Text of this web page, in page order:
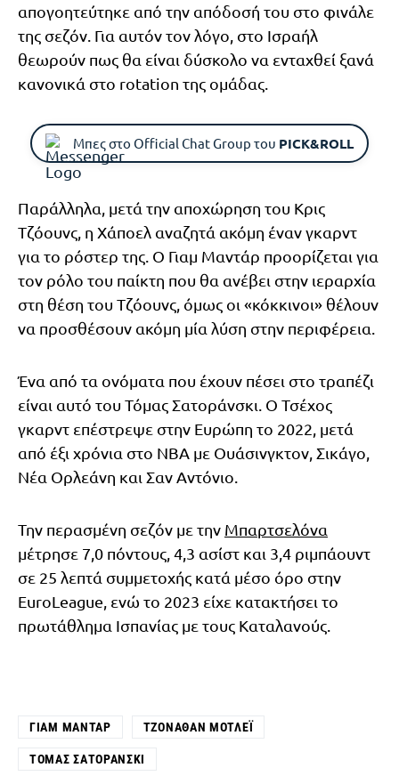
απογοητεύτηκε από την απόδοσή του στο φινάλε
της σεζόν. Για αυτόν τον λόγο, στο Ισραήλ
θεωρούν πως θα είναι δύσκολο να ενταχθεί ξανά
κανονικά στο rotation της ομάδας.
Μπες στο Official Chat Group του PICK&ROLL
Παράλληλα, μετά την αποχώρηση του Κρις
Τζόουνς, η Χάποελ αναζητά ακόμη έναν γκαρντ
για το ρόστερ της. Ο Γιαμ Μαντάρ προορίζεται για
τον ρόλο του παίκτη που θα ανέβει στην ιεραρχία
στη θέση του Τζόουνς, όμως οι «κόκκινοι» θέλουν
να προσθέσουν ακόμη μία λύση στην περιφέρεια.
Ένα από τα ονόματα που έχουν πέσει στο τραπέζι
είναι αυτό του Τόμας Σατοράνσκι. Ο Τσέχος
γκαρντ επέστρεψε στην Ευρώπη το 2022, μετά
από έξι χρόνια στο NBA με Ουάσινγκτον, Σικάγο,
Νέα Ορλεάνη και Σαν Αντόνιο.
Την περασμένη σεζόν με την Μπαρτσελόνα
μέτρησε 7,0 πόντους, 4,3 ασίστ και 3,4 ριμπάουντ
σε 25 λεπτά συμμετοχής κατά μέσο όρο στην
EuroLeague, ενώ το 2023 είχε κατακτήσει το
πρωτάθλημα Ισπανίας με τους Καταλανούς.
ΓΙΑΜ ΜΑΝΤΆΡ ΤΖΌΝΑΘΑΝ ΜΌΤΛΕΪ
ΤΌΜΑΣ ΣΑΤΟΡΆΝΣΚΙ